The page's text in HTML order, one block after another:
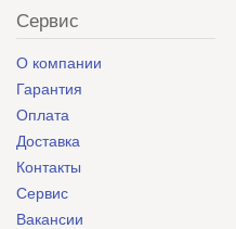
Сервис
О компании
Гарантия
Оплата
Доставка
Контакты
Сервис
Вакансии